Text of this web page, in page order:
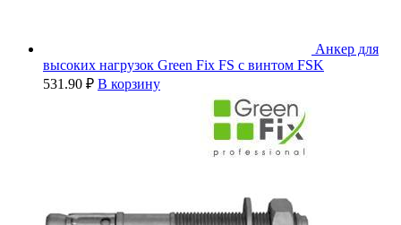
Анкер для
высоких нагрузок Green Fix FS с винтом FSK
531.90 ₽ В корзину